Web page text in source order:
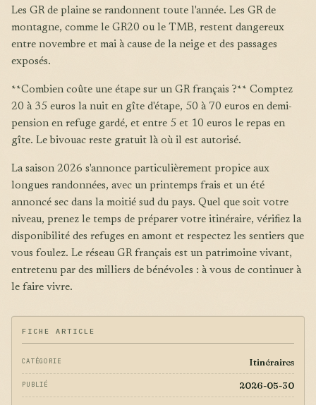
Les GR de plaine se randonnent toute l'année. Les GR de
montagne, comme le GR20 ou le TMB, restent dangereux
entre novembre et mai à cause de la neige et des passages
exposés.
**Combien coûte une étape sur un GR français ?** Comptez
20 à 35 euros la nuit en gîte d'étape, 50 à 70 euros en demi-
pension en refuge gardé, et entre 5 et 10 euros le repas en
gîte. Le bivouac reste gratuit là où il est autorisé.
La saison 2026 s'annonce particulièrement propice aux
longues randonnées, avec un printemps frais et un été
annoncé sec dans la moitié sud du pays. Quel que soit votre
niveau, prenez le temps de préparer votre itinéraire, vérifiez la
disponibilité des refuges en amont et respectez les sentiers que
vous foulez. Le réseau GR français est un patrimoine vivant,
entretenu par des milliers de bénévoles : à vous de continuer à
le faire vivre.
FICHE ARTICLE
CATÉGORIE Itinéraires
PUBLIÉ 2026-05-30